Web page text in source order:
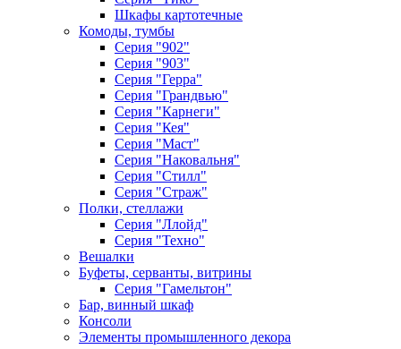
Шкафы картотечные
Комоды, тумбы
Серия "902"
Серия "903"
Серия "Герра"
Серия "Грандвью"
Серия "Карнеги"
Серия "Кея"
Серия "Маст"
Серия "Наковальня"
Серия "Стилл"
Серия "Страж"
Полки, стеллажи
Серия "Ллойд"
Серия "Техно"
Вешалки
Буфеты, серванты, витрины
Серия "Гамельтон"
Бар, винный шкаф
Консоли
Элементы промышленного декора